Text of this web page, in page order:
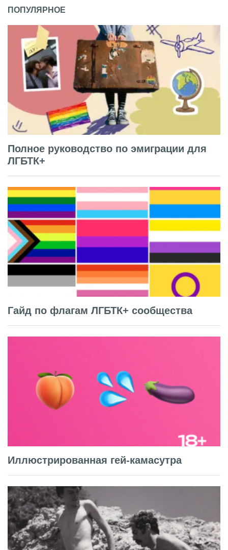
ПОПУЛЯРНОЕ
Полное руководство по эмиграции для
ЛГБТК+
Гайд по флагам ЛГБТК+ сообщества
Иллюстрированная гей-камасутра